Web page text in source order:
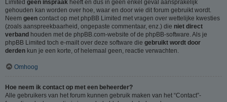
Limited geen inspraak heeft en dus in geen enkel geval aansprakelijk
gehouden kan worden over hoe, waar en door wie dit forum gebruikt wordt.
Neem geen contact op met phpBB Limited met vragen over wettelijke kwesties
(zoals aanspreekbaarheid, ongepaste commentaar, enz.) die niet direct
verband houden met de phpBB.com-website of de phpBB-software. Als je
phpBB Limited toch e-mailt over deze software die gebruikt wordt door
derden kun je een korte, of helemaal geen, reactie verwachten.
Omhoog
Hoe neem ik contact op met een beheerder?
Alle gebruikers van het forum kunnen gebruik maken van het “Contact”-